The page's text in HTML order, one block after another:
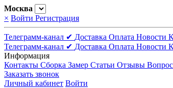
Москва
× Войти Регистрация
Телеграмм-канал ✔ Доставка Оплата Новости
Телеграмм-канал ✔ Доставка Оплата Новости
Информация
Контакты Сборка Замер Статьи Отзывы
Заказать звонок
Личный кабинет Войти